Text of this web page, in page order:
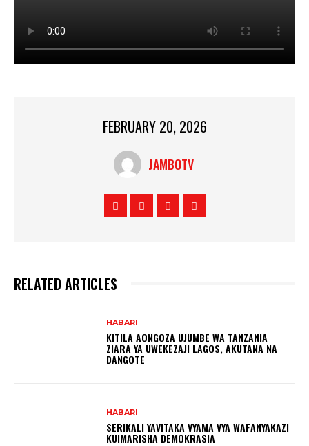
FEBRUARY 20, 2026
JAMBOTV
RELATED ARTICLES
HABARI
KITILA AONGOZA UJUMBE WA TANZANIA
ZIARA YA UWEKEZAJI LAGOS, AKUTANA NA
DANGOTE
HABARI
SERIKALI YAVITAKA VYAMA VYA WAFANYAKAZI
KUIMARISHA DEMOKRASIA